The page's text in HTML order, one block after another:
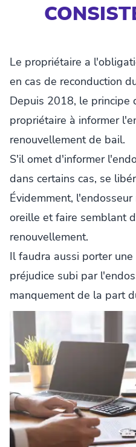
Le propriétaire a
en cas de reconduction
Depuis 2018, le principe
propriétaire à informer
renouvellement de bail.
S'il omet d'informer
dans certains cas, se
Évidemment,
oreille et faire semblant
renouvellement.
Il faudra aussi porter
préjudice subi par
manquement de la part